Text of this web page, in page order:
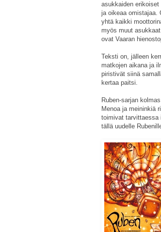
asukkaiden
ja oikeaa omistajaa.
yhtä kaikki
myös muut
ovat Vaaran
Teksti on, jälleen
matkojen aikana ja
piristivät siinä
kertaa paitsi.
Ruben-sarjan
Menoa ja meininkiä
toimivat tarvittaessa
tällä uudelle